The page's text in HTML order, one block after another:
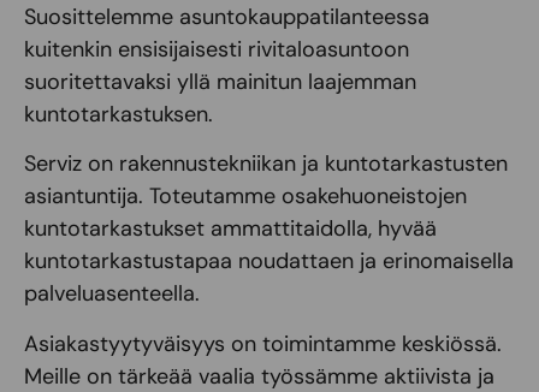
Suosittelemme asuntokauppatilanteessa
kuitenkin ensisijaisesti rivitaloasuntoon
suoritettavaksi yllä mainitun laajemman
kuntotarkastuksen.
Serviz on rakennustekniikan ja kuntotarkastusten
asiantuntija. Toteutamme osakehuoneistojen
kuntotarkastukset ammattitaidolla, hyvää
kuntotarkastustapaa noudattaen ja erinomaisella
palveluasenteella.
Asiakastyytyväisyys on toimintamme keskiössä.
Meille on tärkeää vaalia työssämme aktiivista ja